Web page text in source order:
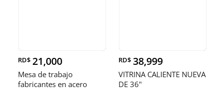
RD$ 21,000
Mesa de trabajo
fabricantes en acero
RD$ 38,999
VITRINA CALIENTE NUEVA
DE 36"